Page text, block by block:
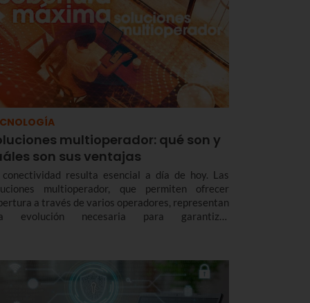
multioperador: qué son y
son sus ventajas
resulta esencial a día de hoy. Las
multioperador, que permiten ofrecer
a través de varios operadores, representan
evolución necesaria para garantizar
a empresas.